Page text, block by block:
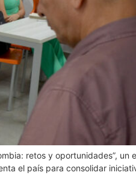
retos y oportunidades”, un
el país para consolidar